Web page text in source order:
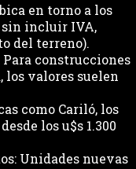
en torno a los
sin incluir IVA,
del terreno).
construcciones
los valores suelen
como Cariló, los
los u$s 1.300
Unidades nuevas